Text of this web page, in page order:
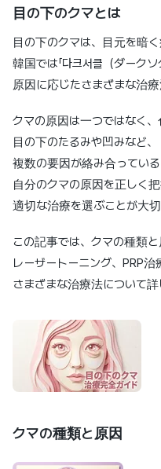
目の下のクマとは
目の下のクマは、目元を暗
韓国では「다크서클（ダークソ
原因に応じたさまざまな治療
クマの原因は一つではなく
目の下のたるみや凹みなど、
複数の要因が絡み合っている
自分のクマの原因を正しく把
適切な治療を選ぶことが大切
この記事では、クマの種類
レーザートーニング、PRP治
さまざまな治療法について詳
クマの種類と原因